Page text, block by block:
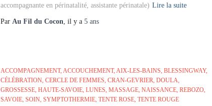
accompagnante en périnatalité, assistante périnatale) Lire la suite
Par Au Fil du Cocon, il y a 5 ans
ACCOMPAGNEMENT ACCOUCHEMENT AIX-LES-BAINS BLESSINGWAY
CÉLÉBRATION CERCLE DE FEMMES CRAN-GEVRIER DOULA
GROSSESSE HAUTE-SAVOIE LUNES MASSAGE NAISSANCE REBOZO
SAVOIE SOIN SYMPTOTHERMIE TENTE ROSE TENTE ROUGE